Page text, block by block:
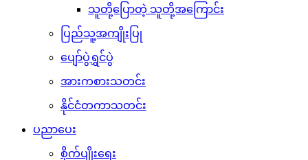
သူတို့ပြောတဲ့ သူတို့အကြောင်း
ပြည်သူ့အကျိုးပြု
ပျော်ပွဲရွှင်ပွဲ
အားကစားသတင်း
နိုင်ငံတကာသတင်း
ပညာပေး
စိုက်ပျိုးရေး